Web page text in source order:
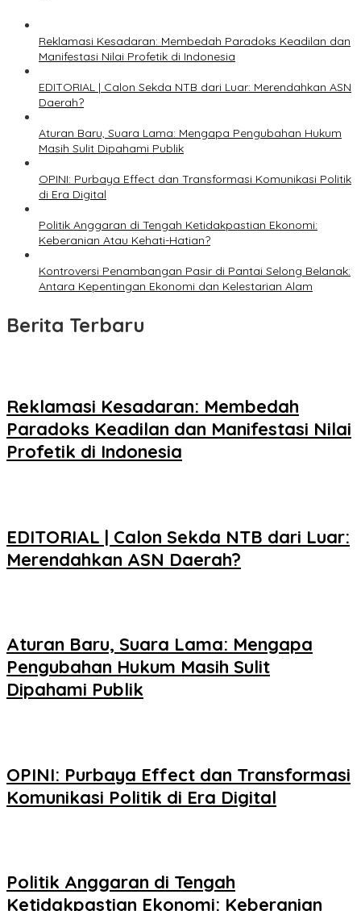
Reklamasi Kesadaran: Membedah Paradoks Keadilan dan
Manifestasi Nilai Profetik di Indonesia
EDITORIAL | Calon Sekda NTB dari Luar: Merendahkan ASN
Daerah?
Aturan Baru, Suara Lama: Mengapa Pengubahan Hukum
Masih Sulit Dipahami Publik
OPINI: Purbaya Effect dan Transformasi Komunikasi Politik
di Era Digital
Politik Anggaran di Tengah Ketidakpastian Ekonomi:
Keberanian Atau Kehati-Hatian?
Kontroversi Penambangan Pasir di Pantai Selong Belanak:
Antara Kepentingan Ekonomi dan Kelestarian Alam
Berita Terbaru
Reklamasi Kesadaran: Membedah
Paradoks Keadilan dan Manifestasi Nilai
Profetik di Indonesia
EDITORIAL | Calon Sekda NTB dari Luar:
Merendahkan ASN Daerah?
Aturan Baru, Suara Lama: Mengapa
Pengubahan Hukum Masih Sulit
Dipahami Publik
OPINI: Purbaya Effect dan Transformasi
Komunikasi Politik di Era Digital
Politik Anggaran di Tengah
Ketidakpastian Ekonomi: Keberanian